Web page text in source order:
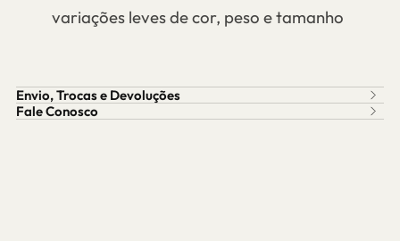
variações leves de cor, peso e tamanho
Envio, Trocas e Devoluções
Fale Conosco